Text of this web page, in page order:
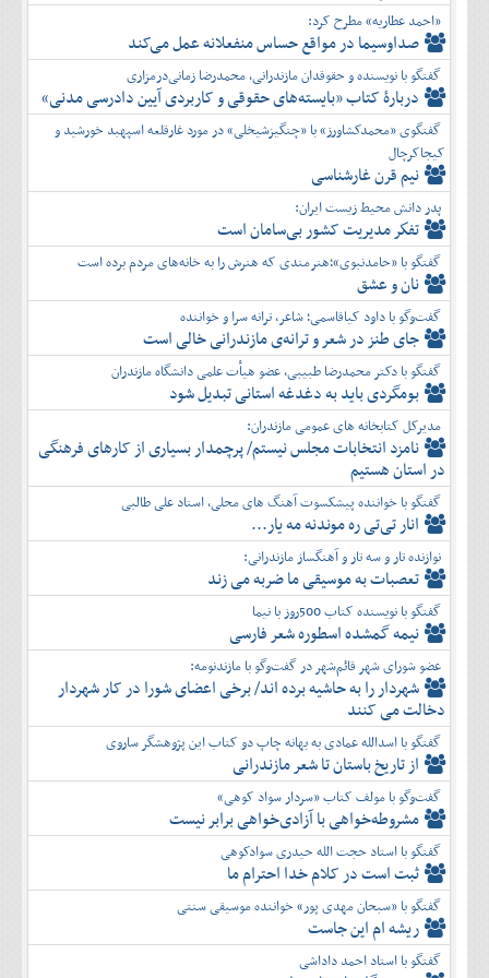
«احمد عطاریه» مطرح کرد:
صداوسیما در مواقع حساس منفعلانه عمل می‌کند
گفتگو با نویسنده و حقوقدان مازندرانی، محمدرضا زمانی‌درمزاری
دربارۀ کتاب ”بایسته‌های حقوقی و کاربردی آیین دادرسی مدنی»
گفتگوی «محمدکشاورز» با «چنگیزشیخلی» در مورد غارقلعه اسپهبد خورشید و
کیجاکرچال
نیم قرن غارشناسی
پدر دانش محیط زیست ایران:
تفكر مديريت کشور بی‌سامان است
گفتگو با «حامدنبوی»؛هنرمندی که هنرش را به خانه‌های مردم برده است
نان و عشق
گفت‌وگو با داود کیاقاسمی؛ شاعر، ترانه سرا و خواننده
جای طنز در شعر و ترانه‌ی مازندرانی خالی است
گفتگو با دکتر محمدرضا طبیبی، عضو هیأت علمی دانشگاه مازندران
بومگردی باید به دغدغه استانی تبدیل شود
مدیرکل کتابخانه های عمومی مازندران:
نامزد انتخابات مجلس نیستم/ پرچمدار بسیاری از کارهای فرهنگی
در استان هستیم
گفتگو با خواننده پیشکسوت آهنگ های محلی، استاد علی طالبی
انار تی‌تی ره موندنه مه یار...
نوازنده تار و سه تار و آهنگساز مازندرانی:
تعصبات به موسیقی ما ضربه می زند
گفتگو با نویسنده کتاب 500روز با نیما
نیمه گمشده اسطوره شعر فارسی
عضو شورای شهر قائم‌شهر در گفت‌و‌گو با مازندنومه:
شهردار را به حاشیه برده اند/ برخی اعضای شورا در کار شهردار
دخالت می کنند
گفتگو با اسدالله عمادی به بهانه چاپ دو کتاب این پژوهشگر ساروی
از تاریخ باستان تا شعر مازندرانی
گفت‌وگو با مولف کتاب «سردار سواد کوهی»
مشروطه‌خواهی با آزادی‌خواهی برابر نیست
گفتگو با استاد حجت الله حیدری سوادکوهی
ثبت است در کلام خدا احترام ما
گفتگو با «سبحان مهدی پور» خواننده موسیقی سنتی
ریشه ام این جاست
گفتگو با استاد احمد داداشی